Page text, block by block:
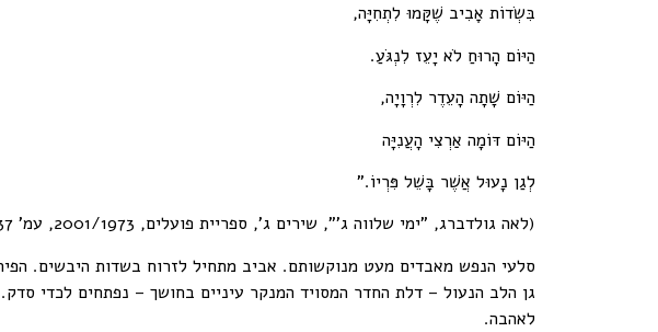
בִּשְׂדוֹת אָבִיב שֶׁקָּמוּ לִתְחִיָּה,
הַיּוֹם הָרוּחַ לֹא יָעֵז לִנְגֹּעַ.
הַיּוֹם שָׁתָה הָעֵדֶר לִרְוָיָה,
הַיּוֹם דּוֹמָה אַרְצִי הָעֲנִיָּה
לְגַן נָעוּל אֲשֶׁר בָּשֵׁל פִּרְיוֹ."
(לאה גולדברג, "ימי שלווה ג'", שירים ג', ספריית פועלים, 2001/1973, עמ' 237).
סלעי הנפש מאבדים מעט מנוקשותם. אביב מתחיל לזרוח בשדות היבשים.
גן הלב הנעול – דלת החדר המסויד המנקר עיניים בחושך – נפתחים לכדי
לאהבה.